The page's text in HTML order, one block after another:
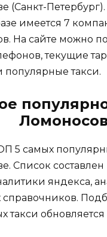
(Санкт-
имеется 7
На сайте можно
текущие
такси.
5 самых
Список составлен
яндекса,
справочников.
такси